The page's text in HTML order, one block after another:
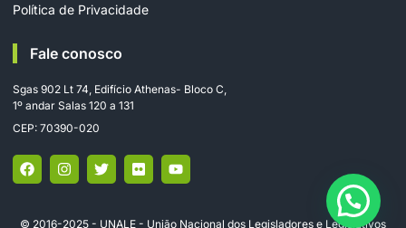
Política de Privacidade
Fale conosco
Sgas 902 Lt 74, Edifício Athenas- Bloco C,
1º andar Salas 120 a 131
CEP: 70390-020
© 2016-2025 - UNALE - União Nacional dos Legisladores e Legislativos